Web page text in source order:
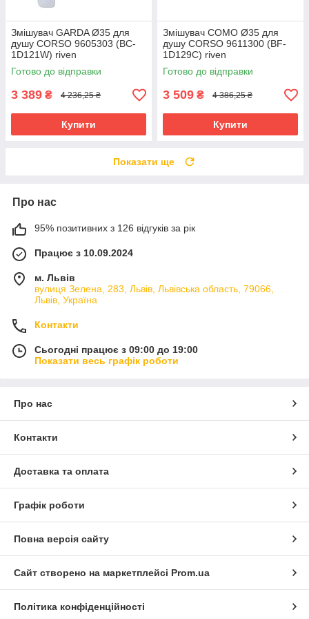
Змішувач GARDA Ø35 для
душу CORSO 9605303 (BC-
1D121W) riven
Готово до відправки
3 389 ₴ 4 236,25 ₴
Купити
Змішувач COMO Ø35 для
душу CORSO 9611300 (BF-
1D129C) riven
Готово до відправки
3 509 ₴ 4 386,25 ₴
Купити
Показати ще
Про нас
95% позитивних з 126 відгуків за рік
Працює з 10.09.2024
м. Львів
вулиця Зелена, 283, Львів, Львівська область, 79066,
Львів, Україна
Контакти
Сьогодні працює з 09:00 до 19:00
Показати весь графік роботи
Про нас
Контакти
Доставка та оплата
Графік роботи
Повна версія сайту
Сайт створено на маркетплейсі Prom.ua
Політика конфіденційності